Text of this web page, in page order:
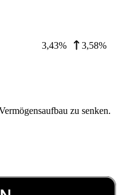
3,43% 3,58%
zu senken.